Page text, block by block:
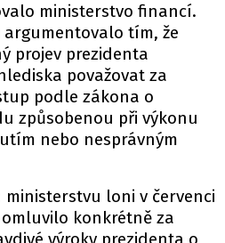
ministerstvo financí.
tím, že
projev prezidenta
považovat za
podle zákona o
způsobenou při výkonu
nebo nesprávným
ministerstvu loni v červenci
konkrétně za